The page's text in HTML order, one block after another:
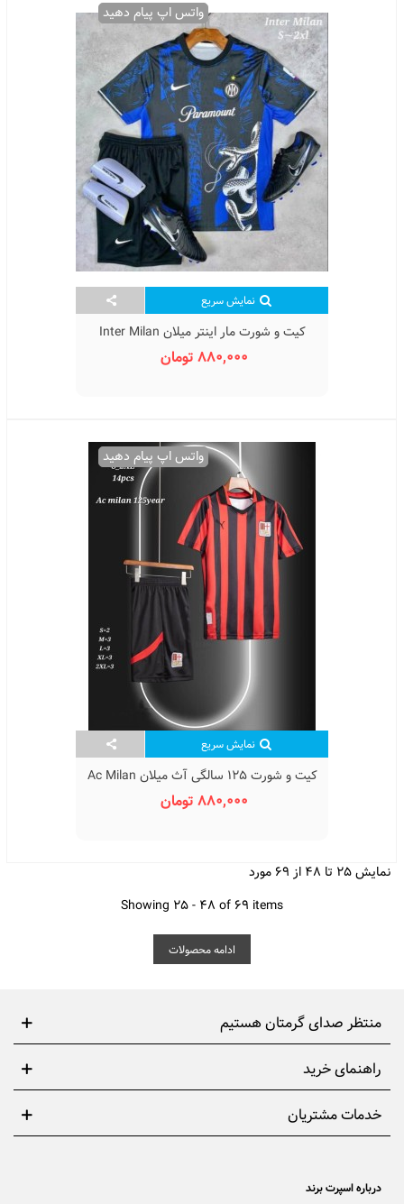
واتس اپ پیام دهید
نمایش سریع
کیت و شورت مار اینتر میلان Inter Milan
Snake Kit Home 2026
880,000 تومان
واتس اپ پیام دهید
نمایش سریع
کیت و شورت 125 سالگی آث میلان Ac Milan
125 Old Kit Home
880,000 تومان
نمایش 25 تا 48 از 69 مورد
Showing 25 - 48 of 69 items
ادامه محصولات
منتظر صدای گرمتان هستیم
راهنمای خرید
خدمات مشتریان
درباره اسپرت برند